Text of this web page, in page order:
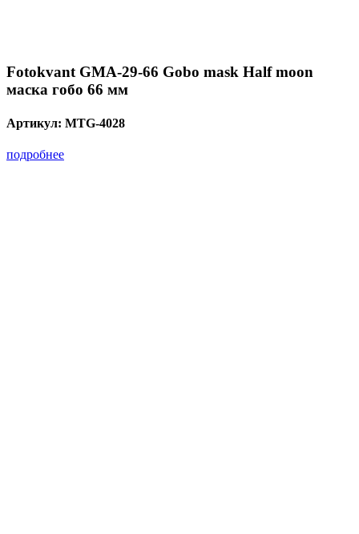
Fotokvant GMA-29-66 Gobo mask Half moon
маска гобо 66 мм
Артикул: MTG-4028
подробнее